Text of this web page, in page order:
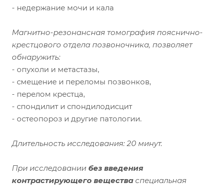
- недержание мочи и кала
Магнитно-резонансная томография пояснично-
крестцового отдела позвоночника, позволяет
обнаружить:
- опухоли и метастазы,
- смещение и переломы позвонков,
- перелом крестца,
- спондилит и спондилодисцит
- остеопороз и другие патологии.
Длительность исследования: 20 минут.
При исследовании без введения
контрастирующего вещества специальная